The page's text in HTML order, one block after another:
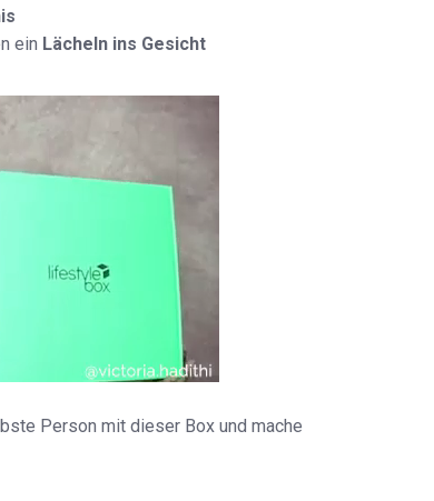
ein Lächeln ins Gesicht
Person mit dieser Box und mache